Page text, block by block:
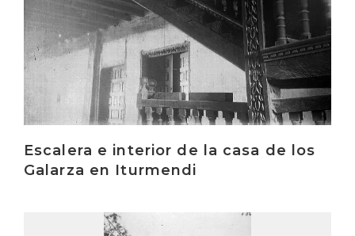
Escalera e interior de la casa de los
Galarza en Iturmendi